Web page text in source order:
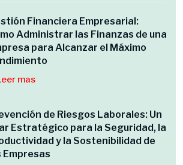
Financiera Empresarial:
Administrar las Finanzas de una
para Alcanzar el Máximo
mas
de Riesgos Laborales: Un
Estratégico para la Seguridad, la
y la Sostenibilidad de
Empresas